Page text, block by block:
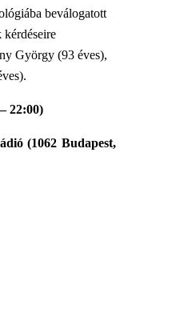
beválogatott
kérdéseire
György (93 éves),
22:00)
(1062 Budapest,